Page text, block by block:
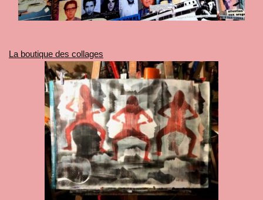
La boutique des collages